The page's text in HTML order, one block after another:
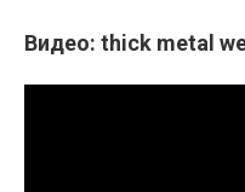
Видео: thick metal